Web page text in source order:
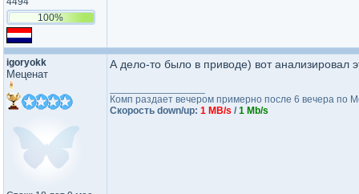
100%
igoryokk
Меценат
А дело-то было в приводе) вот анализировал
Комп раздает вечером примерно после 6 вечера по
Скорость down/up: 1 MB/s / 1 Mb/s